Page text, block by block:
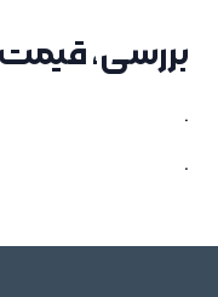
بررسی، قیمت
.
.